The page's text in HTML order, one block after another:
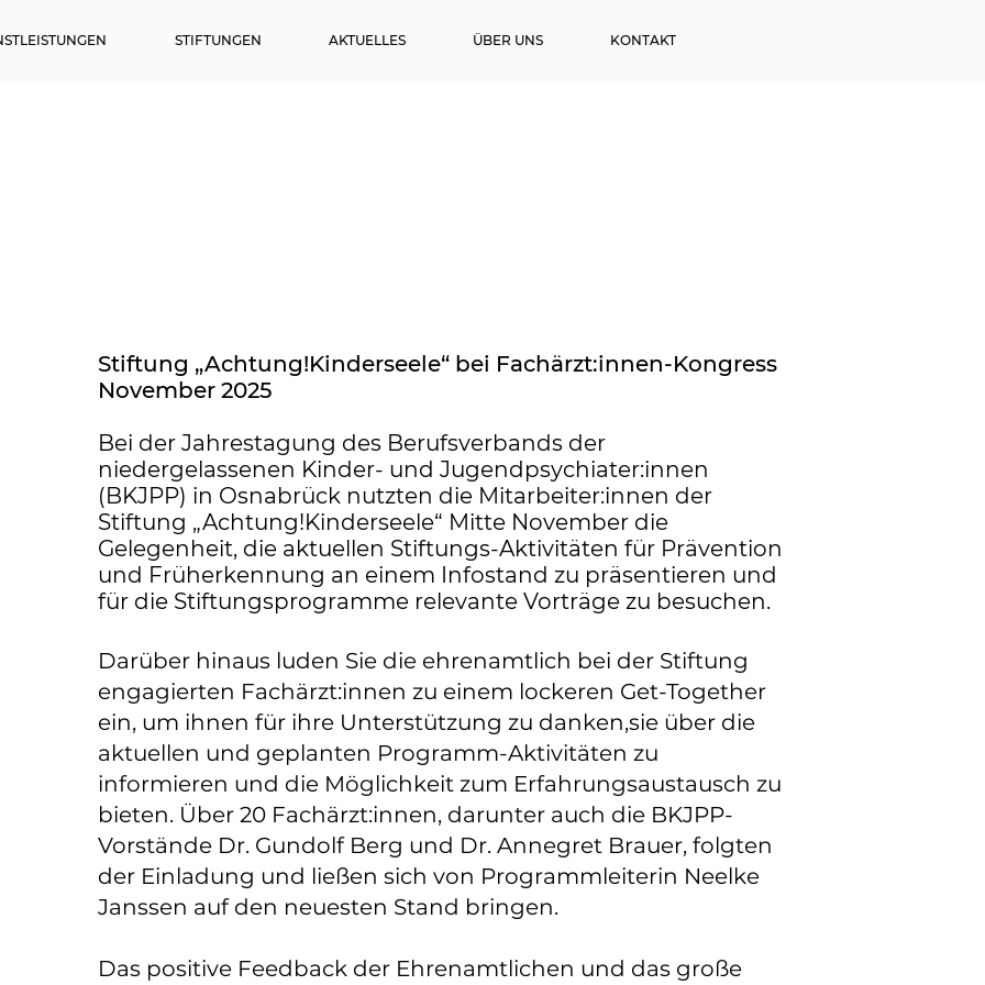
STIFTUNGEN AKTUELLES ÜBER UNS KONTAKT
Stiftung „Achtung!Kinderseele“ bei Fachärzt:innen-Kongress
November 2025
Bei der Jahrestagung des Berufsverbands der
niedergelassenen Kinder- und Jugendpsychiater:innen
(BKJPP) in Osnabrück nutzten die Mitarbeiter:innen der
Stiftung „Achtung!Kinderseele“ Mitte November die
Gelegenheit, die aktuellen Stiftungs-Aktivitäten für Prävention
und Früherkennung an einem Infostand zu präsentieren und
für die Stiftungsprogramme relevante Vorträge zu besuchen.
Darüber hinaus luden Sie die ehrenamtlich bei der Stiftung
engagierten Fachärzt:innen zu einem lockeren Get-Together
ein, um ihnen für ihre Unterstützung zu danken,sie über die
aktuellen und geplanten Programm-Aktivitäten zu
informieren und die Möglichkeit zum Erfahrungsaustausch zu
bieten. Über 20 Fachärzt:innen, darunter auch die BKJPP-
Vorstände Dr. Gundolf Berg und Dr. Annegret Brauer, folgten
der Einladung und ließen sich von Programmleiterin Neelke
Janssen auf den neuesten Stand bringen.
Das positive Feedback der Ehrenamtlichen und das große